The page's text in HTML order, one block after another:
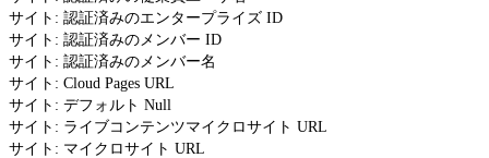
サイト: 認証済みのエンタープライズ ID
サイト: 認証済みのメンバー ID
サイト: 認証済みのメンバー名
サイト: Cloud Pages URL
サイト: デフォルト Null
サイト: ライブコンテンツマイクロサイト URL
サイト: マイクロサイト URL